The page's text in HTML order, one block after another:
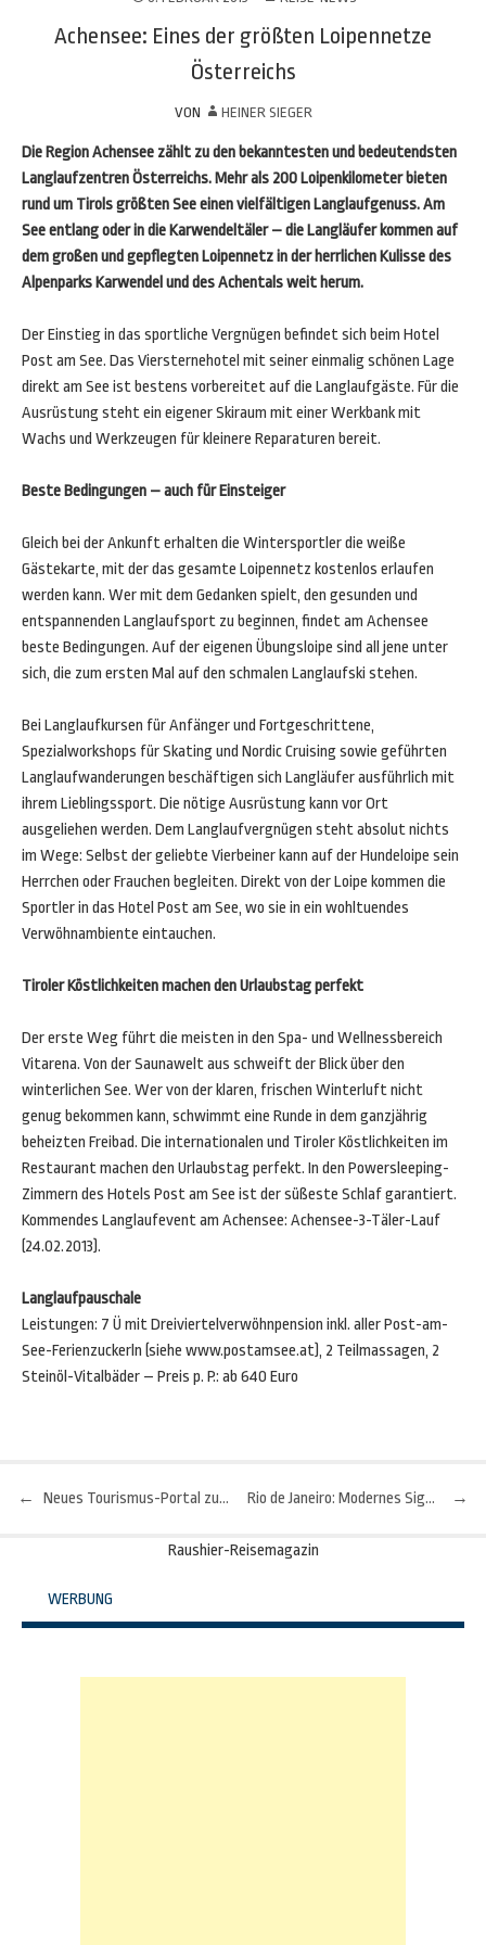
Achensee: Eines der größten Loipennetze
Österreichs
VON HEINER SIEGER
Die Region Achensee zählt zu den bekanntesten und bedeutendsten
Langlaufzentren Österreichs. Mehr als 200 Loipenkilometer bieten
rund um Tirols größten See einen vielfältigen Langlaufgenuss. Am
See entlang oder in die Karwendeltäler – die Langläufer kommen auf
dem großen und gepflegten Loipennetz in der herrlichen Kulisse des
Alpenparks Karwendel und des Achentals weit herum.
Der Einstieg in das sportliche Vergnügen befindet sich beim Hotel
Post am See. Das Viersternehotel mit seiner einmalig schönen Lage
direkt am See ist bestens vorbereitet auf die Langlaufgäste. Für die
Ausrüstung steht ein eigener Skiraum mit einer Werkbank mit
Wachs und Werkzeugen für kleinere Reparaturen bereit.
Beste Bedingungen – auch für Einsteiger
Gleich bei der Ankunft erhalten die Wintersportler die weiße
Gästekarte, mit der das gesamte Loipennetz kostenlos erlaufen
werden kann. Wer mit dem Gedanken spielt, den gesunden und
entspannenden Langlaufsport zu beginnen, findet am Achensee
beste Bedingungen. Auf der eigenen Übungsloipe sind all jene unter
sich, die zum ersten Mal auf den schmalen Langlaufski stehen.
Bei Langlaufkursen für Anfänger und Fortgeschrittene,
Spezialworkshops für Skating und Nordic Cruising sowie geführten
Langlaufwanderungen beschäftigen sich Langläufer ausführlich mit
ihrem Lieblingssport. Die nötige Ausrüstung kann vor Ort
ausgeliehen werden. Dem Langlaufvergnügen steht absolut nichts
im Wege: Selbst der geliebte Vierbeiner kann auf der Hundeloipe sein
Herrchen oder Frauchen begleiten. Direkt von der Loipe kommen die
Sportler in das Hotel Post am See, wo sie in ein wohltuendes
Verwöhnambiente eintauchen.
Tiroler Köstlichkeiten machen den Urlaubstag perfekt
Der erste Weg führt die meisten in den Spa- und Wellnessbereich
Vitarena. Von der Saunawelt aus schweift der Blick über den
winterlichen See. Wer von der klaren, frischen Winterluft nicht
genug bekommen kann, schwimmt eine Runde in dem ganzjährig
beheizten Freibad. Die internationalen und Tiroler Köstlichkeiten im
Restaurant machen den Urlaubstag perfekt. In den Powersleeping-
Zimmern des Hotels Post am See ist der süßeste Schlaf garantiert.
Kommendes Langlaufevent am Achensee: Achensee-3-Täler-Lauf
(24.02.2013).
Langlaufpauschale
Leistungen: 7 Ü mit Dreiviertelverwöhnpension inkl. aller Post-am-
See-Ferienzuckerln (siehe www.postamsee.at), 2 Teilmassagen, 2
Steinöl-Vitalbäder – Preis p. P.: ab 640 Euro
Beitragsnavigation
← Neues Tourismus-Portal zu Sizilien ist online →
Rio de Janeiro: Modernes Sightseeing am Zuckerhut
Raushier-Reisemagazin
WERBUNG